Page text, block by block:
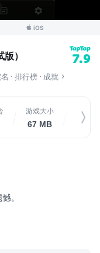
iOS
） 7.9
排行榜 成就
游戏大小
67 MB 1.2
。